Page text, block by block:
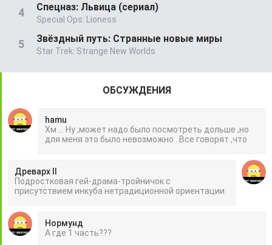
Спецназ: Львица (сериал)
Special Ops: Lioness
Звёздный путь: Странные новые миры
Star Trek: Strange New Worlds
ОБСУЖДЕНИЯ
hamu
Хм ... Ну ,может надо было посмотреть дольше ,но
для меня это было невозможно . Все говорят ,что
Древарх II
Подростковая гей-драма-тройничок с
присутствием инкуба нетрадиционной ориентации.
Нормунд
А где 1 часть???